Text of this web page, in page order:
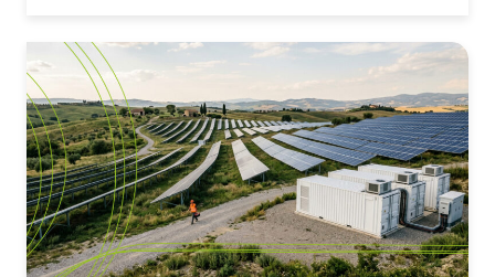
Via Lattea diventa sempre più difficile: per milioni…